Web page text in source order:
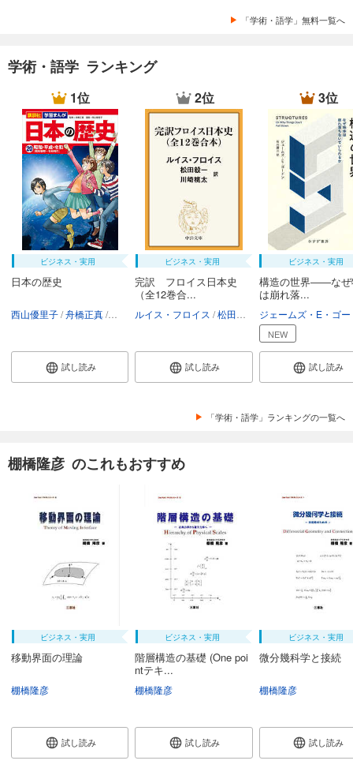
「学術・語学」無料一覧へ
学術・語学 ランキング
1位
ビジネス・実用
日本の歴史
西山優里子 舟橋正真 講談社
試し読み
2位
ビジネス・実用
完訳 フロイス日本史
（全12巻合...
ルイス・フロイス 松田毅一 川崎桃太
試し読み
3位
ビジネス・実用
構造の世界――なぜ
は崩れ落...
NEW
試し読み
「学術・語学」ランキングの一覧へ
棚橋隆彦 のこれもおすすめ
ビジネス・実用
移動界面の理論
棚橋隆彦
試し読み
ビジネス・実用
階層構造の基礎 (One poi
ntテキ...
棚橋隆彦
試し読み
ビジネス・実用
微分幾科学と接続
棚橋隆彦
試し読み